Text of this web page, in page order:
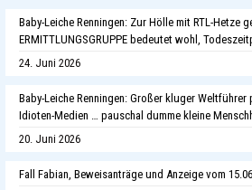
Baby-Leiche Renningen: Zur Hölle mit RTL-Hetze
ERMITTLUNGSGRUPPE bedeutet wohl,
24. Juni 2026
Baby-Leiche Renningen: Großer kluger
Idioten-Medien … pauschal dumme kleine
20. Juni 2026
Fall Fabian, Beweisanträge und Anzeige vom